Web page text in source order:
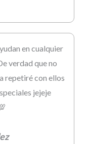
en cualquier
verdad que no
repetiré con ellos
jejeje